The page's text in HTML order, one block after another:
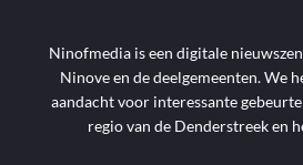
Ninofmedia is een digitale
Ninove en de deelgemeenten. We
aandacht voor interessante
regio van de Denderstreek en